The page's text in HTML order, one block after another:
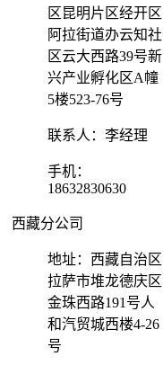
区昆明片区经开区
阿拉街道办云知社
区云大西路39号新
兴产业孵化区A幢
5楼523-76号
联系人：李经理
手机：
18632830630
西藏分公司
地址：西藏自治区
拉萨市堆龙德庆区
金珠西路191号人
和汽贸城西楼4-26
号